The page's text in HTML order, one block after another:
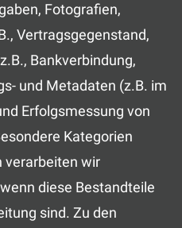
Fotografien,
Vertragsgegenstand,
Bankverbindung,
und Metadaten (z.B. im
Erfolgsmessung von
Kategorien
verarbeiten wir
diese Bestandteile
sind. Zu den